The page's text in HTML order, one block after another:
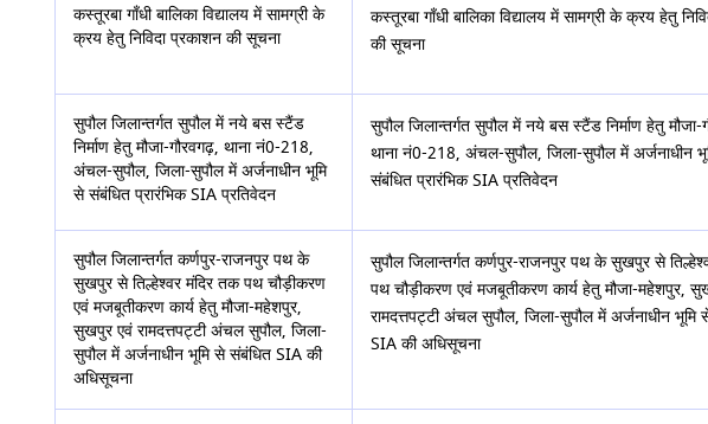
कस्तूरबा गाँधी बालिका विद्यालय में सामग्री के
क्रय हेतु निविदा प्रकाशन की सूचना
कस्तूरबा गाँधी बालिका विद्यालय में सामग्री के क्रय हेतु
की सूचना
सुपौल जिलान्तर्गत सुपौल में नये बस स्टैंड
निर्माण हेतु मौजा-गौरवगढ़, थाना नं0-218,
अंचल-सुपौल, जिला-सुपौल में अर्जनाधीन भूमि
से संबंधित प्रारंभिक SIA प्रतिवेदन
सुपौल जिलान्तर्गत सुपौल में नये बस स्टैंड निर्माण हेतु मौजा-
थाना नं0-218, अंचल-सुपौल, जिला-सुपौल में अर्जनाधीन
संबंधित प्रारंभिक SIA प्रतिवेदन
सुपौल जिलान्तर्गत कर्णपुर-राजनपुर पथ के
सुखपुर से तिल्हेश्वर मंदिर तक पथ चौड़ीकरण
एवं मजबूतीकरण कार्य हेतु मौजा-महेशपुर,
सुखपुर एवं रामदत्तपट्टी अंचल सुपौल, जिला-
सुपौल में अर्जनाधीन भूमि से संबंधित SIA की
अधिसूचना
सुपौल जिलान्तर्गत कर्णपुर-राजनपुर पथ के सुखपुर से
पथ चौड़ीकरण एवं मजबूतीकरण कार्य हेतु मौजा-महेशपुर,
रामदत्तपट्टी अंचल सुपौल, जिला-सुपौल में अर्जनाधीन भूमि
SIA की अधिसूचना